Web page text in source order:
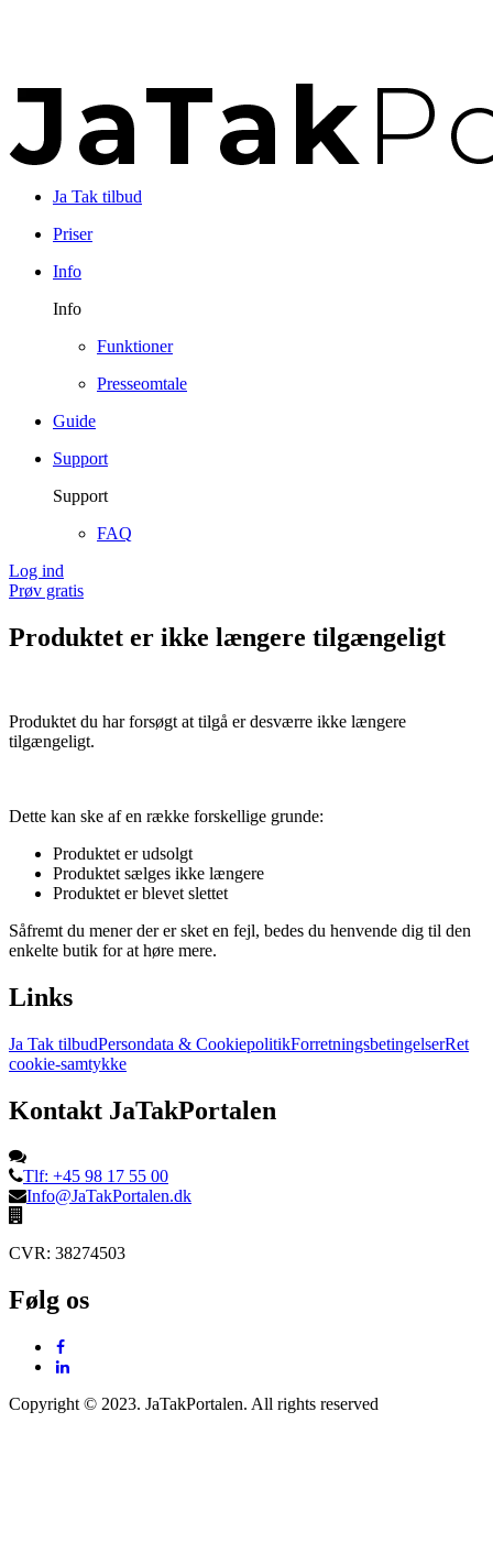
Ja Tak tilbud
Priser
Info
Info
Funktioner
Presseomtale
Guide
Support
Support
FAQ
Log ind
Prøv gratis
Produktet er ikke længere tilgængeligt
Produktet du har forsøgt at tilgå er desværre ikke længere
tilgængeligt.
Dette kan ske af en række forskellige grunde:
Produktet er udsolgt
Produktet sælges ikke længere
Produktet er blevet slettet
Såfremt du mener der er sket en fejl, bedes du henvende dig til den
enkelte butik for at høre mere.
Links
Ja Tak tilbudPersondata & CookiepolitikForretningsbetingelserRet
cookie-samtykke
Kontakt JaTakPortalen
Tlf: +45 98 17 55 00
Info@JaTakPortalen.dk
CVR: 38274503
Følg os
Copyright © 2023. JaTakPortalen. All rights reserved